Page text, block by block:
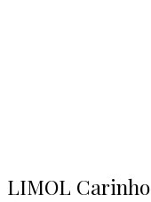
LIMOL Carinho